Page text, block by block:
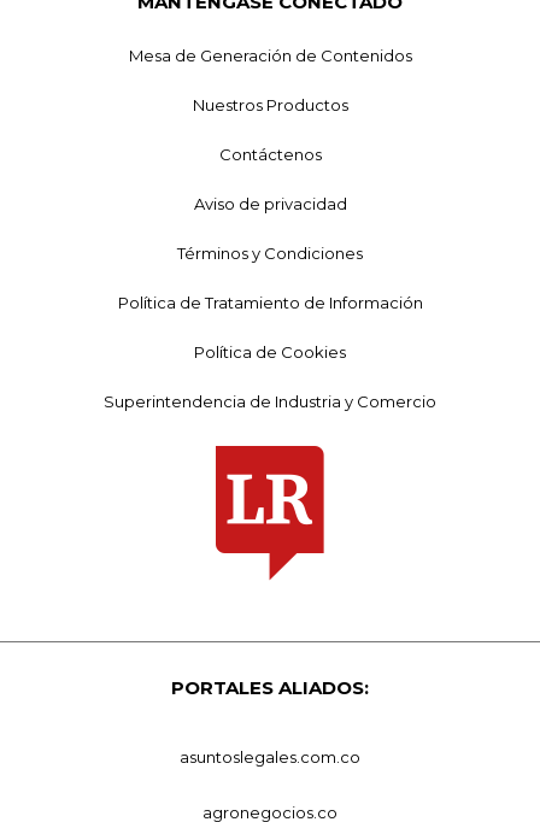
Mesa de Generación de Contenidos
Nuestros Productos
Contáctenos
Aviso de privacidad
Términos y Condiciones
Política de Tratamiento de Información
Política de Cookies
Superintendencia de Industria y Comercio
PORTALES ALIADOS:
asuntoslegales.com.co
agronegocios.co